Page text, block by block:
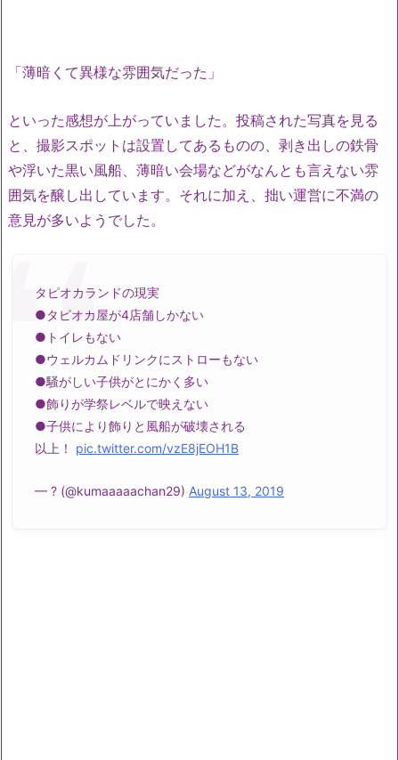
「薄暗くて異様な雰囲気だった」
といった感想が上がっていました。投稿された写真を見る
と、撮影スポットは設置してあるものの、剥き出しの鉄骨
や浮いた黒い風船、薄暗い会場などがなんとも言えない雰
囲気を醸し出しています。それに加え、拙い運営に不満の
意見が多いようでした。
タピオカランドの現実
●タピオカ屋が4店舗しかない
●トイレもない
●ウェルカムドリンクにストローもない
●騒がしい子供がとにかく多い
●飾りが学祭レベルで映えない
●子供により飾りと風船が破壊される
以上！ pic.twitter.com/vzE8jEOH1B
— ? (@kumaaaaachan29) August 13, 2019